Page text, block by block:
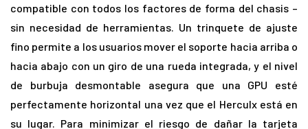
compatible con todos los factores de forma del chasis –
sin necesidad de herramientas. Un trinquete de ajuste
fino permite a los usuarios mover el soporte hacia arriba o
hacia abajo con un giro de una rueda integrada, y el nivel
de burbuja desmontable asegura que una GPU esté
perfectamente horizontal una vez que el Herculx está en
su lugar. Para minimizar el riesgo de dañar la tarjeta